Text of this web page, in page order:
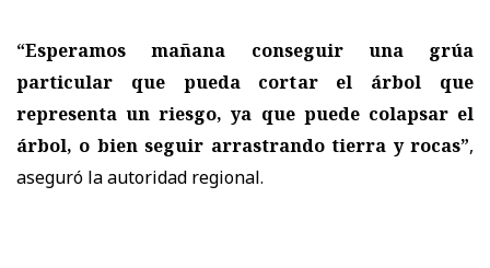
“Esperamos mañana conseguir una grúa
particular que pueda cortar el árbol que
representa un riesgo, ya que puede colapsar el
árbol, o bien seguir arrastrando tierra y rocas”,
aseguró la autoridad regional.